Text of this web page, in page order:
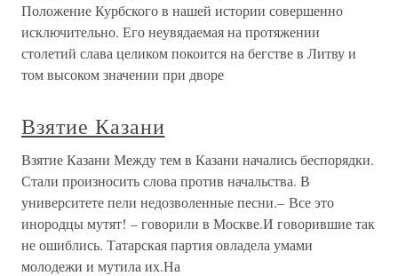
Положение Курбского в нашей истории совершенно
исключительно. Его неувядаемая на протяжении
столетий слава целиком покоится на бегстве в Литву и
том высоком значении при дворе
Взятие Казани
Взятие Казани Между тем в Казани начались беспорядки.
Стали произносить слова против начальства. В
университете пели недозволенные песни.– Все это
инородцы мутят! – говорили в Москве.И говорившие так
не ошиблись. Татарская партия овладела умами
молодежи и мутила их.На